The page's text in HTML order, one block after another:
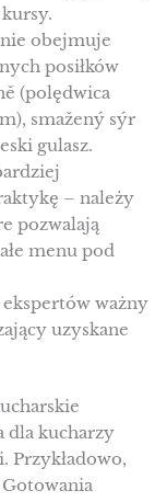
obejmuje
posiłków
(polędwica
smažený sýr
gulasz.
– należy
pozwalają
menu pod
ważny
uzyskane
dla kucharzy
Przykładowo,
Gotowania